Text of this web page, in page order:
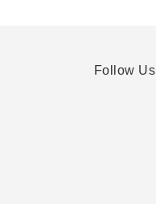
Follow Us